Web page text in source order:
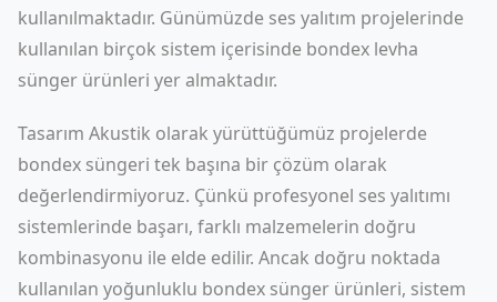
kullanılmaktadır. Günümüzde ses yalıtım projelerinde
kullanılan birçok sistem içerisinde bondex levha
sünger ürünleri yer almaktadır.
Tasarım Akustik olarak yürüttüğümüz projelerde
bondex süngeri tek başına bir çözüm olarak
değerlendirmiyoruz. Çünkü profesyonel ses yalıtımı
sistemlerinde başarı, farklı malzemelerin doğru
kombinasyonu ile elde edilir. Ancak doğru noktada
kullanılan yoğunluklu bondex sünger ürünleri, sistem